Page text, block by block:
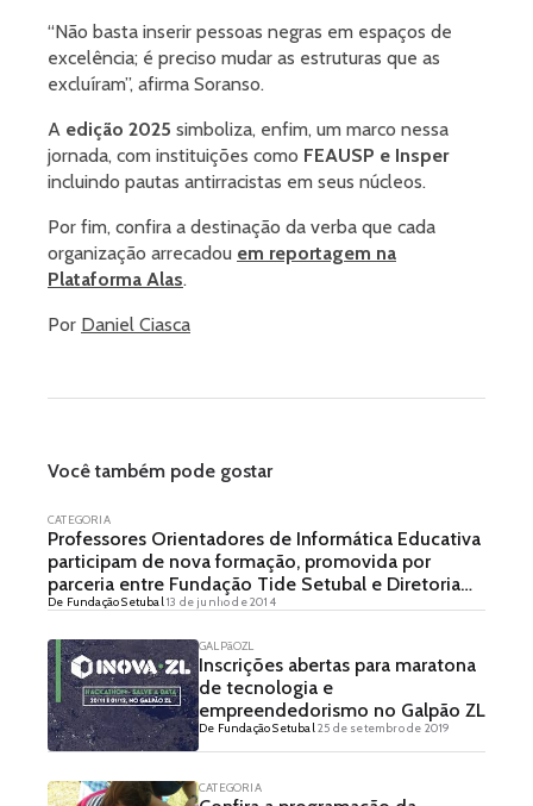
“Não basta inserir pessoas negras em espaços de
excelência; é preciso mudar as estruturas que as
excluíram”, afirma Soranso.
A edição 2025 simboliza, enfim, um marco nessa
jornada, com instituições como FEAUSP e Insper
incluindo pautas antirracistas em seus núcleos.
Por fim, confira a destinação da verba que cada
organização arrecadou em reportagem na
Plataforma Alas.
Por Daniel Ciasca
Você também pode gostar
CATEGORIA
Professores Orientadores de Informática Educativa
participam de nova formação, promovida por
parceria entre Fundação Tide Setubal e Diretoria
Regional de Ensino São Miguel
De Fundação Setubal13 de junho de 2014
GALPãOZL
Inscrições abertas para maratona
de tecnologia e
empreendedorismo no Galpão ZL
De Fundação Setubal25 de setembro de 2019
CATEGORIA